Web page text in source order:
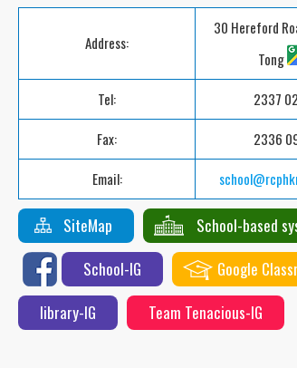
Address:
30 Hereford
Tong
Tel:
2337
Fax:
2336
Email:
SiteMap
School-based
School-IG
Google
library-IG
Team Tenacious-IG